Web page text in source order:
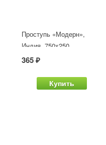
Проступь «Модерн»,
Индия, 750x250
365 ₽
Купить